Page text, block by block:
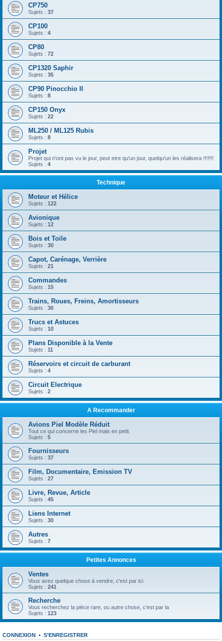
CP750
Sujets : 37
CP100
Sujets : 4
CP80
Sujets : 72
CP1320 Saphir
Sujets : 35
CP90 Pinocchio II
Sujets : 8
CP150 Onyx
Sujets : 22
ML250 / ML125 Rubis
Sujets : 8
Projet
Projet qui n'ont pas vu le jour, peut etre qu'un jour, quelqu'un les réalisera !!!!!!!
Sujets : 4
Technique
Moteur et Hélice
Sujets : 122
Avionique
Sujets : 12
Bois et Toile
Sujets : 30
Capot, Carénage, Verrière
Sujets : 21
Commandes
Sujets : 15
Trains, Roues, Freins, Amortisseurs
Sujets : 30
Trucs et Astuces
Sujets : 10
Plans Disponible à la Vente
Sujets : 11
Réservoirs et circuit de carburant
Sujets : 4
Circuit Electrique
Sujets : 2
A Recommander
Avions Piel Modèle Réduit
Tout ce qui concerne les Piel mais en petit.
Sujets : 5
Fournisseurs
Sujets : 37
Film, Documentaire, Emission TV
Sujets : 27
Livre, Revue, Article
Sujets : 45
Liens Internet
Sujets : 30
Autres
Sujets : 7
Petites Annonces
Ventes
Vous avez quelque chose à vendre, c'est par ici
Sujets : 241
Recherche
Vous recherchez la pièce rare, ou autre chose, c'est par la
Sujets : 123
CONNEXION • S’ENREGISTRER